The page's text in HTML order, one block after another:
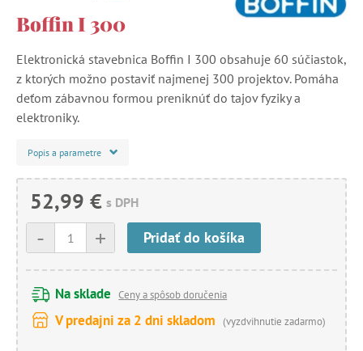
Boffin I 300
Elektronická stavebnica Boffin I 300 obsahuje 60 súčiastok,
z ktorých možno postaviť najmenej 300 projektov. Pomáha
deťom zábavnou formou preniknúť do tajov fyziky a
elektroniky.
Popis a parametre
52,99 € s DPH
+
- Pridať do košíka
Na sklade Ceny a spôsob doručenia
V predajni za 2 dni skladom (vyzdvihnutie zadarmo)